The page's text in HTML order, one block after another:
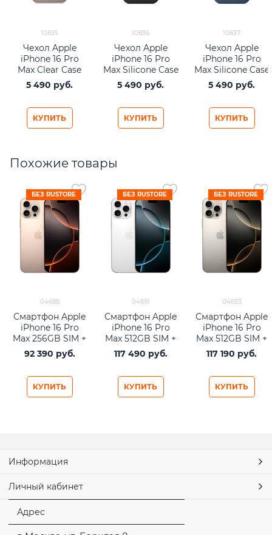
10835
Чехол Apple
iPhone 16 Pro
Max Clear Case
with MagSafe
5 490 руб.
КУПИТЬ
10836
Чехол Apple
iPhone 16 Pro
Max Silicone Case
with MagSafe –
Black
5 490 руб.
КУПИТЬ
10837
Чехол Apple
iPhone 16 Pro
Max Silicone Case
with MagSafe –
Denim
5 490 руб.
КУПИТЬ
Похожие товары
БЕЗ RUSTORE
04688
Смартфон Apple
iPhone 16 Pro
Max 256GB SIM +
eSIM Desert
Titanium
92 390 руб.
КУПИТЬ
БЕЗ RUSTORE
04691
Смартфон Apple
iPhone 16 Pro
Max 512GB SIM +
eSIM White
Titanium
117 490 руб.
КУПИТЬ
БЕЗ RUSTORE
04693
Смартфон Apple
iPhone 16 Pro
Max 512GB SIM +
eSIM Natural
Titanium
117 190 руб.
КУПИТЬ
Информация
Личный кабинет
Адрес